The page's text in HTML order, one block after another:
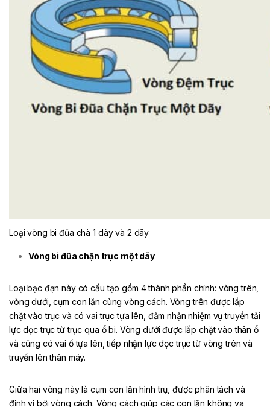
Loại vòng bi đũa chà 1 dãy và 2 dãy
Vòng bi đũa chặn trục một dãy
Loại bạc đạn này có cấu tạo gồm 4 thành phần chính: vòng trên,
vòng dưới, cụm con lăn cùng vòng cách. Vòng trên được lắp
chặt vào trục và có vai trục tựa lên, đảm nhận nhiệm vụ truyền tải
lực dọc trục từ trục qua ổ bi. Vòng dưới được lắp chặt vào thân ổ
và cũng có vai ổ tựa lên, tiếp nhận lực dọc trục từ vòng trên và
truyền lên thân máy.
Giữa hai vòng này là cụm con lăn hình trụ, được phân tách và
định vị bởi vòng cách. Vòng cách giúp các con lăn không va